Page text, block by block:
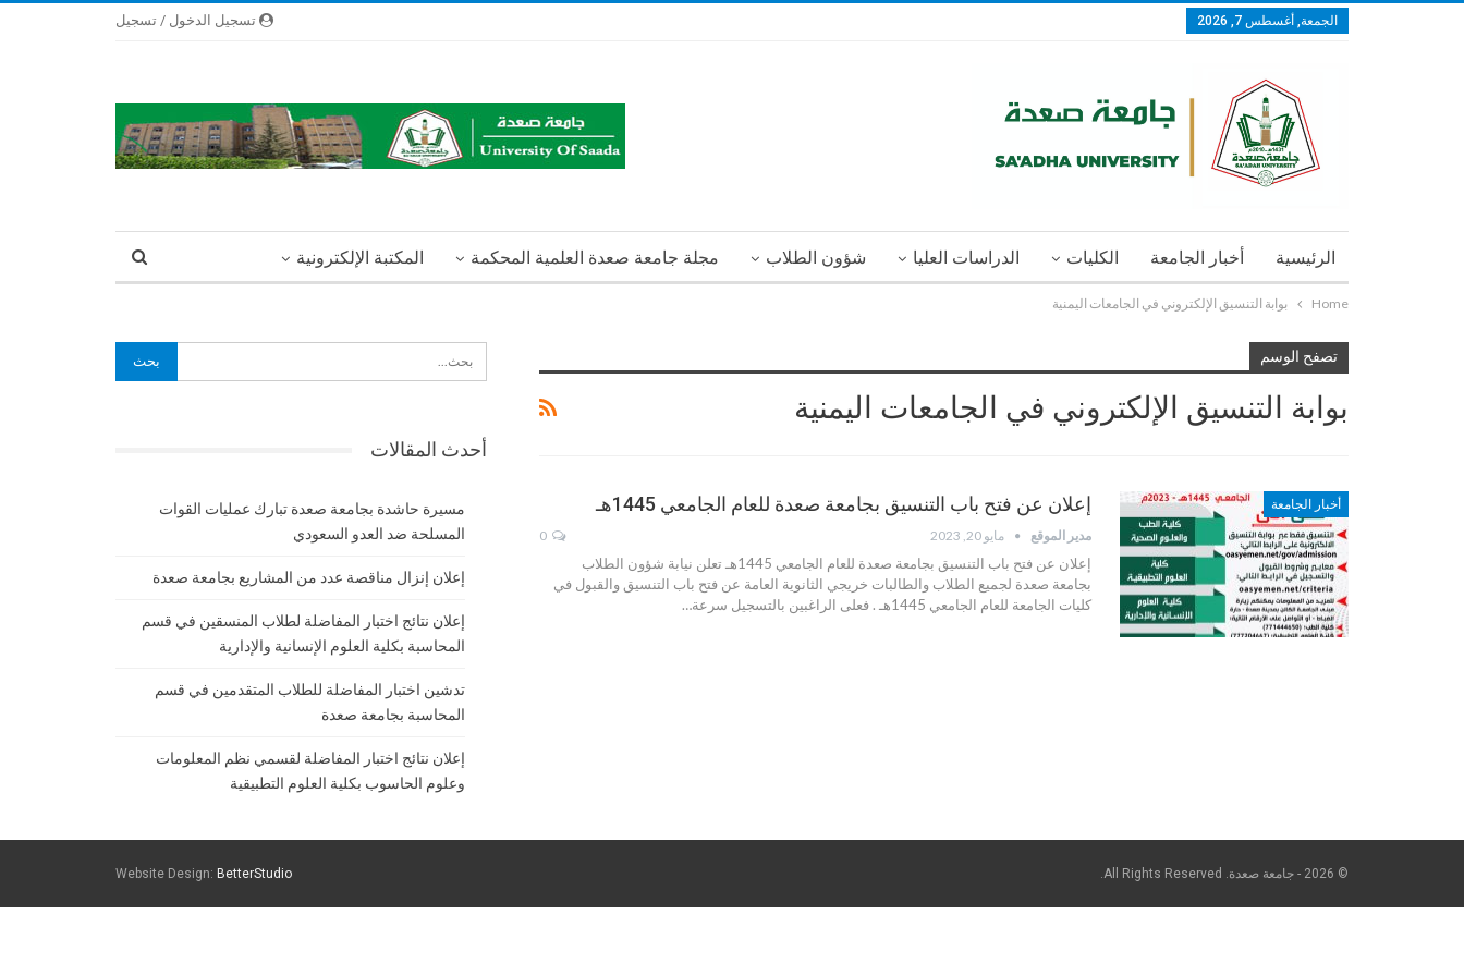
تسجيل الدخول / تسجيل الجمعة, أغسطس 7, 2026
الرئيسية أخبار الجامعة الكليات الدراسات العليا شؤون الطلاب مجلة جامعة صعدة العلمية المحكمة المكتبة الإلكترونية
Home بوابة التنسيق الإلكتروني في الجامعات اليمنية
تصفح الوسم
بوابة التنسيق الإلكتروني في الجامعات اليمنية
أخبار الجامعة إعلان عن فتح باب التنسيق بجامعة صعدة للعام الجامعي 1445هـ
مدير الموقع مايو 20, 2023
إعلان عن فتح باب التنسيق بجامعة صعدة للعام الجامعي 1445هـ تعلن نيابة شؤون الطلاب
بجامعة صعدة لجميع الطلاب والطالبات خريجي الثانوية العامة عن فتح باب التنسيق والقبول في
كليات الجامعة للعام الجامعي 1445هـ . فعلى الراغبين بالتسجيل سرعة…
أحدث المقالات
مسيرة حاشدة بجامعة صعدة تبارك عمليات القوات
المسلحة ضد العدو السعودي
إعلان إنزال مناقصة عدد من المشاريع بجامعة صعدة
إعلان نتائج اختبار المفاضلة لطلاب المنسقين في قسم
المحاسبة بكلية العلوم الإنسانية والإدارية
تدشين اختبار المفاضلة للطلاب المتقدمين في قسم
المحاسبة بجامعة صعدة
إعلان نتائج اختبار المفاضلة لقسمي نظم المعلومات
وعلوم الحاسوب بكلية العلوم التطبيقية
© 2026 - جامعة صعدة. All Rights Reserved. Website Design: BetterStudio